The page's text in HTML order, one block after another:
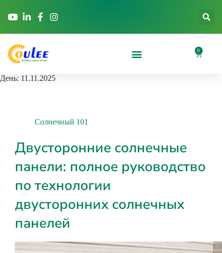
0
День: 11.11.2025
Солнечный 101
Двусторонние солнечные
панели: полное руководство
по технологии
двусторонних солнечных
панелей